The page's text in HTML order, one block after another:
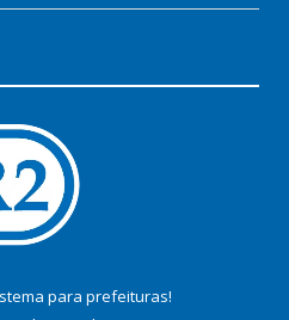
para prefeituras!